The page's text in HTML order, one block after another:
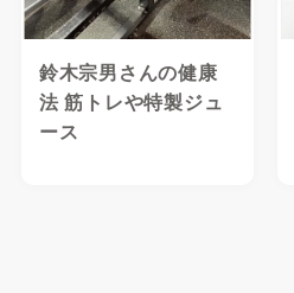
鈴木宗男さんの健康
法 筋トレや特製ジュ
ース